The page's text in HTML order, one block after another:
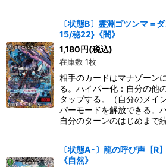
〔状態B〕霊淵ゴツンマ＝
15/秘22}《闇》
1,180円(税込)
在庫数 1枚
相手のカードはマナゾーン
る。ハイパー化：自分の他
タップする。（自分のメイ
パーモードを解放できる。
自分のターンのはじめまで
〔状態A-〕龍の呼び声【
《自然》